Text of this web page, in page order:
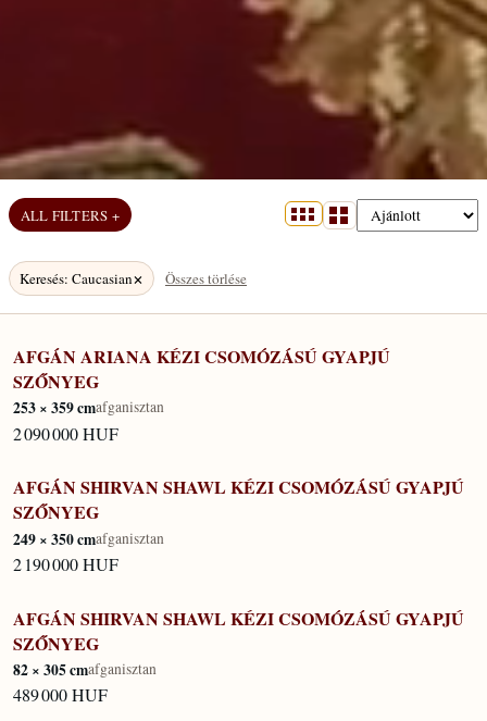
Shop All
ALL FILTERS +
Keresés: Caucasian× Összes törlése
KÉSZLETEN
AFGÁN ARIANA KÉZI CSOMÓZÁSÚ GYAPJÚ
SZŐNYEG
253 × 359 cmafganisztan
2 090 000 HUF
KÉSZLETEN
AFGÁN SHIRVAN SHAWL KÉZI CSOMÓZÁSÚ GYAPJÚ
SZŐNYEG
249 × 350 cmafganisztan
2 190 000 HUF
KÉSZLETEN
AFGÁN SHIRVAN SHAWL KÉZI CSOMÓZÁSÚ GYAPJÚ
SZŐNYEG
82 × 305 cmafganisztan
489 000 HUF